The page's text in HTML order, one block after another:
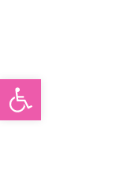
פתח